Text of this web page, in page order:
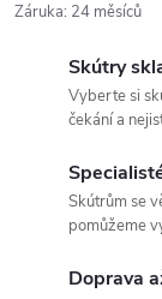
Záruka: 24 měsíců
Skútry
Vyberte si
čekání a
Skútrům se
pomůžeme
Doprava